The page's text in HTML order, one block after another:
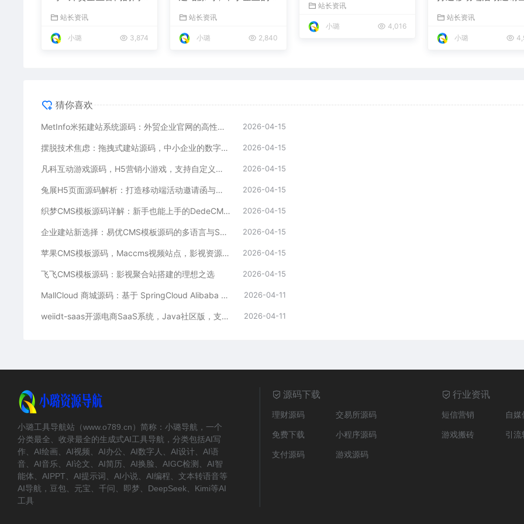
省心落地
站长资讯
小璐 3,874
站长资讯
小璐 2,840
站长资讯
小璐 4,016
站长资讯
小璐
猜你喜欢
MetInfo米拓建站系统源码：外贸企业官网的高性价比之选，内置SEO省心落地 2026-04-15
摆脱技术焦虑：拖拽式建站源码，中小企业的数字化捷径 2026-04-15
凡科互动游戏源码，H5营销小游戏，支持自定义奖品与分享 2026-04-15
兔展H5页面源码解析：打造移动端活动邀请函与宣传页的利器 2026-04-15
织梦CMS模板源码详解：新手也能上手的DedeCMS二次开发与建站指南 2026-04-15
企业建站新选择：易优CMS模板源码的多语言与SEO优势 2026-04-15
苹果CMS模板源码，Maccms视频站点，影视资源站模板首选 2026-04-15
飞飞CMS模板源码：影视聚合站搭建的理想之选 2026-04-15
MallCloud 商城源码：基于 SpringCloud Alibaba 的高并发电商系统深度解析 2026-04-11
weiidt-saas开源电商SaaS系统，Java社区版，支持多租户与插件化扩展 2026-04-11
小璐工具导航站（www.o789.cn）简称：小璐导航，一个
分类最全、收录最全的生成式AI工具导航，分类包括AI写
作、AI绘画、AI视频、AI办公、AI数字人、AI设计、AI语
音、AI音乐、AI论文、AI简历、AI换脸、AIGC检测、AI智
能体、AIPPT、AI提示词、AI小说、AI编程、文本转语音等
AI导航，豆包、元宝、千问、即梦、DeepSeek、Kimi等AI
工具
源码下载
理财源码
交易所源码
免费下载
小程序源码
支付源码
游戏源码
行业资讯
短信营销
自
游戏搬砖
引流